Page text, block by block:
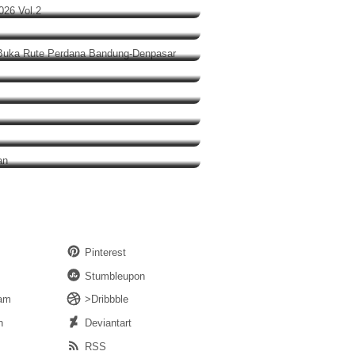
Indonesia Buka Rute
Turun Tangan
Pinterest
Stumbleupon
>Dribbble
Deviantart
RSS